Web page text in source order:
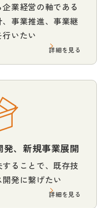
業経営の軸である
事業推進、事業継
いたい
詳細を見る
、新規事業展開
ることで、既存技
発に繋げたい
詳細を見る